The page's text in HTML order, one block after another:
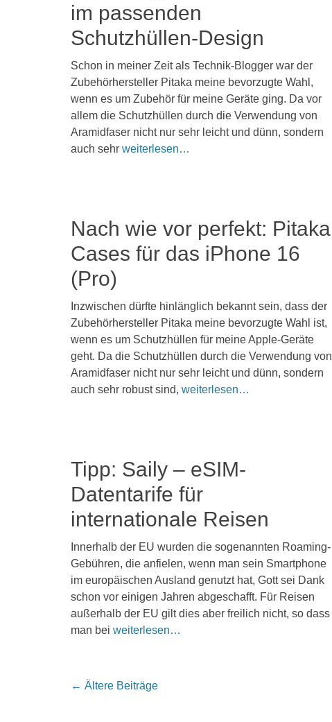
im passenden
Schutzhüllen-Design
Veröffentlicht
am
29.
2025
Kommentieren
Schon in meiner Zeit als Technik-Blogger war der
Zubehörhersteller Pitaka meine bevorzugte Wahl,
wenn es um Zubehör für meine Geräte ging. Da vor
allem die Schutzhüllen durch die Verwendung von
Aramidfaser nicht nur sehr leicht und dünn, sondern
auch sehr weiterlesen…
Nach wie vor perfekt: Pitaka
Cases für das iPhone 16
(Pro)
Veröffentlicht
am
30.
2024
Kommentieren
Inzwischen dürfte hinlänglich bekannt sein, dass der
Zubehörhersteller Pitaka meine bevorzugte Wahl ist,
wenn es um Schutzhüllen für meine Apple-Geräte
geht. Da die Schutzhüllen durch die Verwendung von
Aramidfaser nicht nur sehr leicht und dünn, sondern
auch sehr robust sind, weiterlesen…
Tipp: Saily – eSIM-
Datentarife für
internationale Reisen
Veröffentlicht
am
6.
2024
Kommentieren
Innerhalb der EU wurden die sogenannten Roaming-
Gebühren, die anfielen, wenn man sein Smartphone
im europäischen Ausland genutzt hat, Gott sei Dank
schon vor einigen Jahren abgeschafft. Für Reisen
außerhalb der EU gilt dies aber freilich nicht, so dass
man bei weiterlesen…
Beitrags-
← Ältere Beiträge